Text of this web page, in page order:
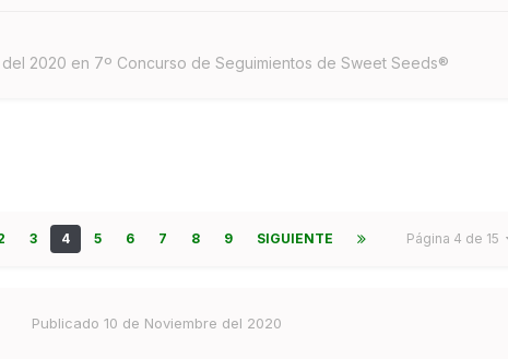
2020 en 7º Concurso de Seguimientos de Sweet Seeds®
3 4 5 6 7 8 9 SIGUIENTE Página 4 de 15
Publicado10 de Noviembre del 2020